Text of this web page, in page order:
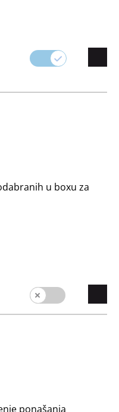
za tortu i kolače
u boxu za
ponašanja